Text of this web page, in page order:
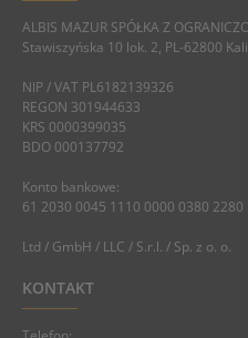
ALBIS MAZUR SPÓŁKA Z
Stawiszyńska 10 lok. 2, PL-62800
NIP / VAT PL6182139326
REGON 301944633
KRS 0000399035
BDO 000137792
Konto bankowe:
61 2030 0045 1110 0000 0380 2280
Ltd / GmbH / LLC / S.r.l. / Sp. z o. o.
KONTAKT